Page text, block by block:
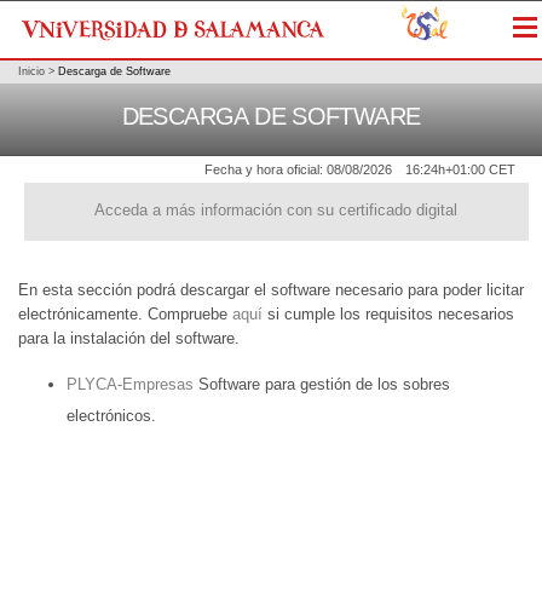
Fecha y hora oficial: 08/08/2026 16:24h+01:00 CET
Acceda a más información con su certificado digital
Inicio > Descarga de Software
DESCARGA DE SOFTWARE
En esta sección podrá descargar el software necesario para poder licitar
electrónicamente. Compruebe aquí si cumple los requisitos necesarios
para la instalación del software.
PLYCA-Empresas Software para gestión de los sobres
electrónicos.